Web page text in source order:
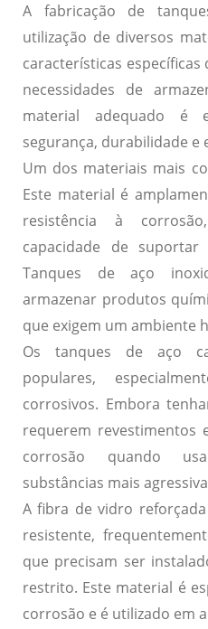
A fabricação de
utilização de diversos
características
necessidades de
material adequado é
segurança, durabilidade e
Um dos materiais mais
Este material é
resistência à
capacidade de suportar
Tanques de aço
armazenar produtos
que exigem um ambiente
Os tanques de aço
populares,
corrosivos. Embora
requerem revestimentos
corrosão quando
substâncias mais
Afibra de vidro reforçada
resistente,
que precisam ser
restrito. Este material é
corrosão e é utilizado em